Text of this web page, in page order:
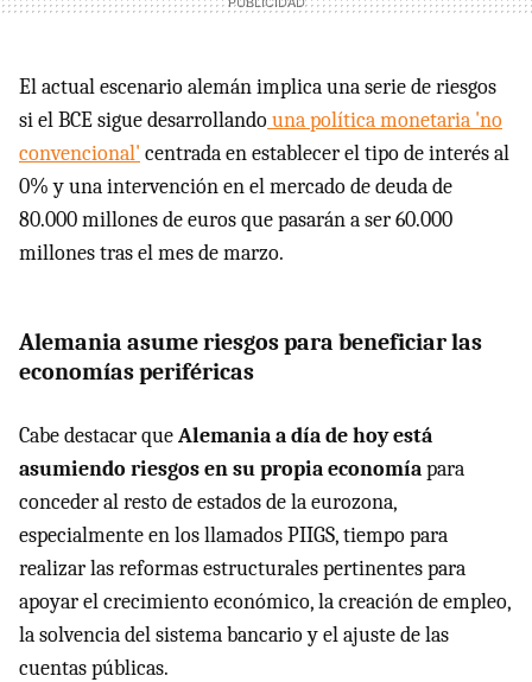
El actual escenario alemán implica una serie de riesgos
si el BCE sigue desarrollandouna política monetaria 'no
convencional' centrada en establecer el tipo de interés al
0% y una intervención en el mercado de deuda de
80.000 millones de euros que pasarán a ser 60.000
millones tras el mes de marzo.
Alemania asume riesgos para beneficiar las
economías periféricas
Cabe destacar queAlemania a día de hoy está
asumiendo riesgos en su propia economíapara
conceder al resto de estados de la eurozona,
especialmente en los llamados PIIGS, tiempo para
realizar las reformas estructurales pertinentes para
apoyar el crecimiento económico, la creación de empleo,
la solvencia del sistema bancario y el ajuste de las
cuentas públicas.